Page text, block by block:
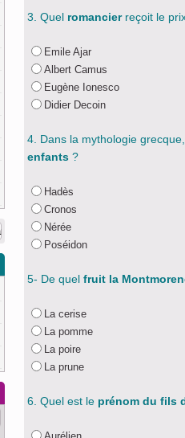
3. Quel romancier reçoit le
Emile Ajar
Albert Camus
Eugène Ionesco
Didier Decoin
4. Dans la mythologie
enfants ?
Hadès
Cronos
Nérée
Poséidon
5- De quel fruit la
La cerise
La pomme
La poire
La prune
6. Quel est le prénom du fils